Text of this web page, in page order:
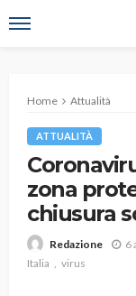
Home Attualità
ATTUALITÀ
zona
chiusura
Redazione 6
Italia
virus